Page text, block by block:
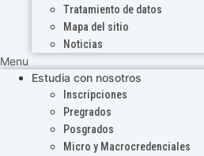
Tratamiento de datos
Mapa del sitio
Noticias
Menu
Estudia con nosotros
Inscripciones
Pregrados
Posgrados
Micro y Macrocredenciales